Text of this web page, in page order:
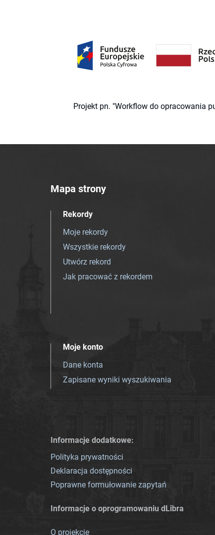
Projekt pn. "Workflow do opracowania
Mapa strony
Rekordy
Moje rekordy
Wszystkie rekordy
Utwórz rekord
Jak pracować z rekordem
Moje konto
Dane konta
Zapisane wyniki wyszukiwania
Informacje dodatkowe:
Polityka prywatności
Deklaracja dostępności
Poprawne formułowanie zapytań
Informacje o oprogramowaniu dLibra
O projekcie